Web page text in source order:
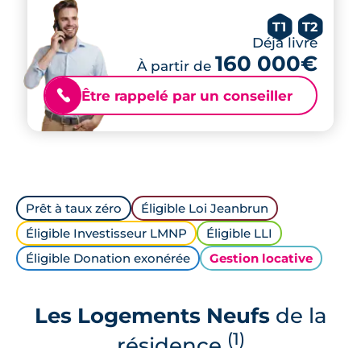
T1 T2
Déjà livré
À partir de 160 000€
📞 Être rappelé par un conseiller
Prêt à taux zéro
Éligible Loi Jeanbrun
Éligible Investisseur LMNP
Éligible LLI
Éligible Donation exonérée
Gestion locative
Les Logements Neufsde la
(1)